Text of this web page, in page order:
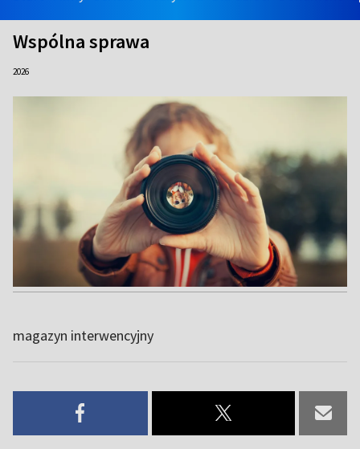
Wspólna sprawa
2026
magazyn interwencyjny